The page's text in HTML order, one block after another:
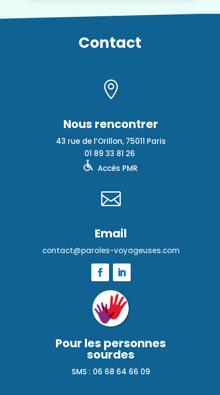
Contact

Nous rencontrer
43 rue de l’Orillon, 75011 Paris
01 89 33 81 26
Accès PMR

Email
contact@paroles-voyageuses.com
Pour les personnes
sourdes
SMS : 06 68 64 66 09